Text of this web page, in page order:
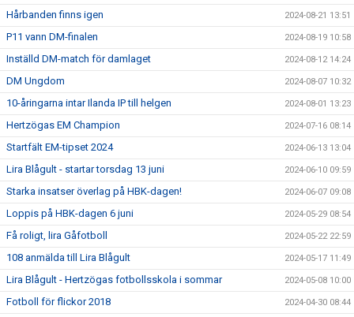
Hårbanden finns igen 2024-08-21 13:51
P11 vann DM-finalen 2024-08-19 10:58
Inställd DM-match för damlaget 2024-08-12 14:24
DM Ungdom 2024-08-07 10:32
10-åringarna intar Ilanda IP till helgen 2024-08-01 13:23
Hertzögas EM Champion 2024-07-16 08:14
Startfält EM-tipset 2024 2024-06-13 13:04
Lira Blågult - startar torsdag 13 juni 2024-06-10 09:59
Starka insatser överlag på HBK-dagen! 2024-06-07 09:08
Loppis på HBK-dagen 6 juni 2024-05-29 08:54
Få roligt, lira Gåfotboll 2024-05-22 22:59
108 anmälda till Lira Blågult 2024-05-17 11:49
Lira Blågult - Hertzögas fotbollsskola i sommar 2024-05-08 10:00
Fotboll för flickor 2018 2024-04-30 08:44